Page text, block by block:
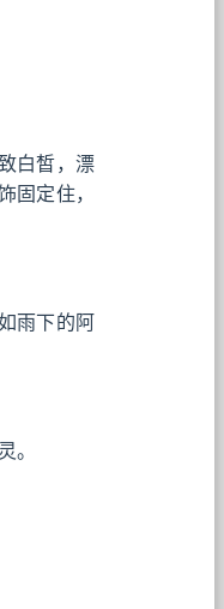
白皙，漂
固定住，
雨下的阿
。